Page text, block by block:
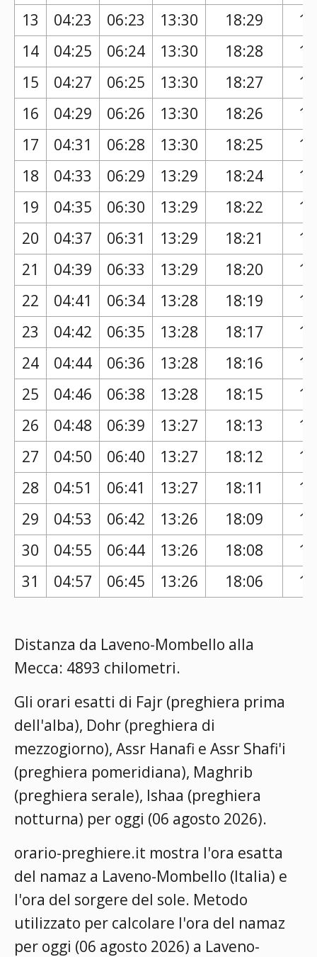
13 04:23 06:23 13:30 18:29
14
04:25 06:24 13:30 18:28
15
04:27 06:25 13:30 18:27
16
04:29 06:26 13:30 18:26
17
04:31 06:28 13:30 18:25
18
04:33 06:29 13:29 18:24
19
04:35 06:30 13:29 18:22
20
04:37 06:31 13:29 18:21
21
04:39 06:33 13:29 18:20
22
04:41 06:34 13:28 18:19
23
04:42 06:35 13:28 18:17
24
04:44 06:36 13:28 18:16
25
04:46 06:38 13:28 18:15
26
04:48 06:39 13:27 18:13
27
04:50 06:40 13:27 18:12
28
04:51 06:41 13:27 18:11
29
04:53 06:42 13:26 18:09
30
04:55 06:44 13:26 18:08
31
04:57 06:45 13:26 18:06
Distanza da Laveno-Mombello alla
Mecca: 4893 chilometri.
Gli orari esatti di Fajr (preghiera prima
dell'alba), Dohr (preghiera di
mezzogiorno), Assr Hanafi e Assr Shafi'i
(preghiera pomeridiana), Maghrib
(preghiera serale), Ishaa (preghiera
notturna) per oggi (06 agosto 2026).
orario-preghiere.it mostra l'ora esatta
del namaz a Laveno-Mombello (Italia) e
l'ora del sorgere del sole. Metodo
utilizzato per calcolare l'ora del namaz
per oggi (06 agosto 2026) a Laveno-